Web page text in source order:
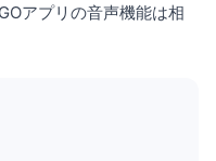
アプリの音声機能は相